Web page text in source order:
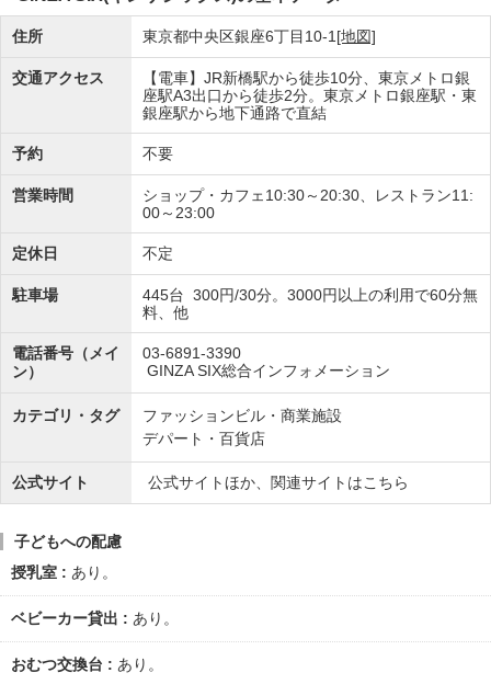
住所 東京都中央区銀座6丁目10-1 [地図]
交通アクセス
【電車】JR新橋駅から徒歩10分、東京メトロ銀
座駅A3出口から徒歩2分。東京メトロ銀座駅・東
銀座駅から地下通路で直結
予約 不要
営業時間
ショップ・カフェ10:30～20:30、レストラン11:
00～23:00
定休日 不定
駐車場
445台 300円/30分。3000円以上の利用で60分無
料、他
電話番号（メイ
ン）
03-6891-3390
GINZA SIX総合インフォメーション
カテゴリ・タグ
ファッションビル・商業施設
デパート・百貨店
公式サイト 公式サイトほか、関連サイトはこちら
子どもへの配慮
授乳室
あり。
ベビーカー貸出 あり。
おむつ交換台 あり。